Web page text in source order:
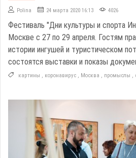
Polina 24 марта 2020 16:13 4026
Фестиваль "Дни культуры и спорта
Москве с 27 по 29 апреля. Гостям
истории ингушей и туристическом
состоятся выставки и показы
картины , коронавирус , Москва , промыслы ,